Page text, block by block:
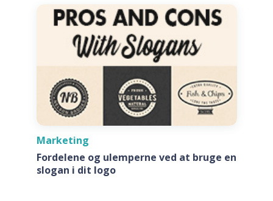
Marketing
Fordelene og ulemperne ved at bruge en
slogan i dit logo